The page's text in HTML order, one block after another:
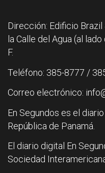
Dirección: Edificio
la Calle del Agua (al
F.
Teléfono: 385-8777 /
Correo electrónico:
En Segundos es el
República de Panamá.
El diario digital En
Sociedad